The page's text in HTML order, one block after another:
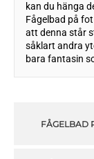
kan du hänga
Fågelbad på
att denna står
såklart andra
bara fantasin
FÅGELBAD